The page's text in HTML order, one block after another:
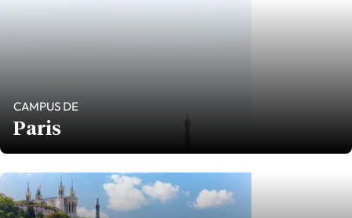
CAMPUS DE
Paris